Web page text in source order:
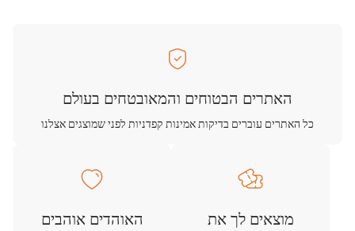
האתרים הבטוחים והמאובטחים בעולם
כל האתרים עוברים בדיקות אמינות קפדניות לפני שמוצגים אצלנו
מוצאים לך את
האוהדים אוהבים